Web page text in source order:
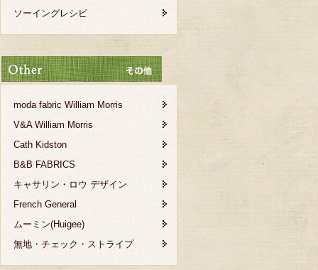
ソーイングレシピ
moda fabric William Morris
V&A William Morris
Cath Kidston
B&B FABRICS
キャサリン・ロウ デザイン
French General
ムーミン(Huigee)
無地・チェック・ストライプ